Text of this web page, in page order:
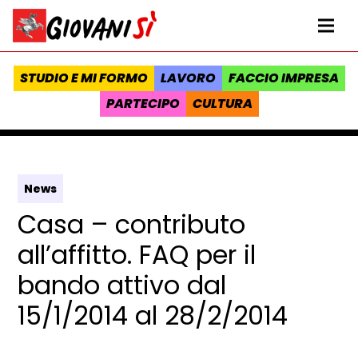
Vai al contenuto
Homepage Giovanisì - Progetto della Regione Toscana
STUDIO E MI FORMO LAVORO
FACCIO IMPRESA
PARTECIPO
CULTURA
News
Casa – contributo
all’affitto. FAQ per il
bando attivo dal
15/1/2014 al 28/2/2014